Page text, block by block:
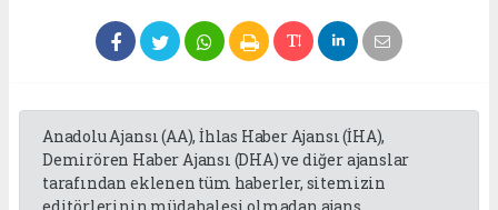
Anadolu Ajansı (AA), İhlas Haber Ajansı (İHA),
Demirören Haber Ajansı (DHA) ve diğer ajanslar
tarafından eklenen tüm haberler, sitemizin
editörlerinin müdahalesi olmadan ajans